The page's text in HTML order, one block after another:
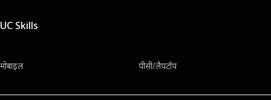
UC Skills
मोबाइल पीसी/लैपटॉप